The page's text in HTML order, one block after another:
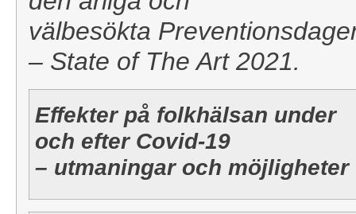
välbesökta
– State of The Art 2021.
Effekter på folkhälsan under
och efter Covid-19
– utmaningar och möjligheter